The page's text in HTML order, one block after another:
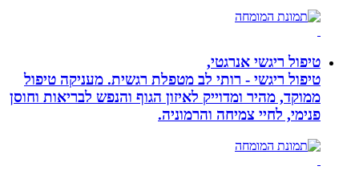
טיפול ריגשי אנרגטי,
טיפול ריגשי - רותי לב מטפלת רגשית. מעניקה טיפול
ממוקד, מהיר ומדוייק לאיזון הגוף והנפש לבריאות וחוסן
פנימי, לחיי צמיחה והרמוניה.